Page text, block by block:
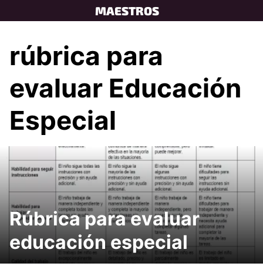
to
MAESTROS
rúbrica para
evaluar Educación
Especial
Rúbrica para evaluar
educación especial